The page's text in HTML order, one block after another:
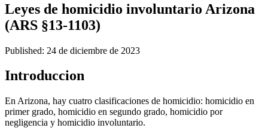
Leyes de homicidio involuntario Arizona
(ARS §13-1103)
Published: 24 de diciembre de 2023
Introduccion
En Arizona, hay cuatro clasificaciones de homicidio: homicidio en
primer grado, homicidio en segundo grado, homicidio por
negligencia y homicidio involuntario.